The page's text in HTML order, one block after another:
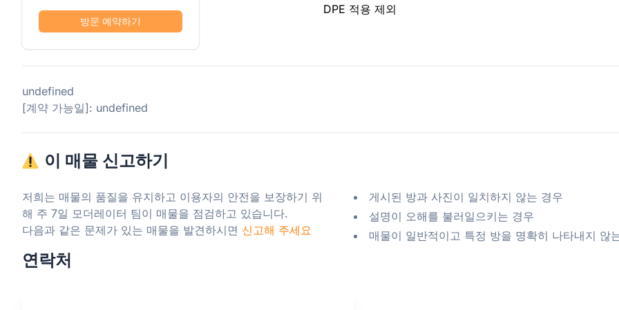
방문 예약하기
DPE 적용 제외
undefined
[계약 가능일]: undefined
이 매물 신고하기
저희는 매물의 품질을 유지하고 이용자의 안전을 보장하기 위
해 주 7일 모더레이터 팀이 매물을 점검하고 있습니다.
다음과 같은 문제가 있는 매물을 발견하시면 신고해 주세요
게시된 방과 사진이 일치하지 않는 경우
설명이 오해를 불러일으키는 경우
매물이 일반적이고 특정 방을 명확히 나타내지 않
연락처